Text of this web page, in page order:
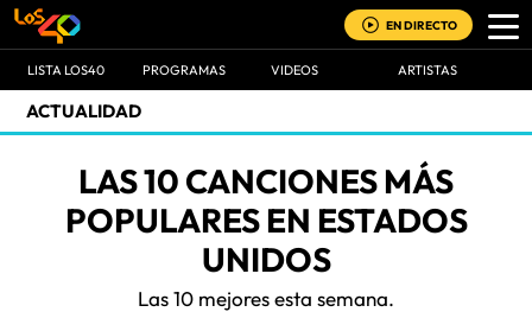
EN DIRECTO
LISTA LOS40 PROGRAMAS VIDEOS ARTISTAS
ACTUALIDAD
LAS 10 CANCIONES MÁS
POPULARES EN ESTADOS
UNIDOS
Las 10 mejores esta semana.